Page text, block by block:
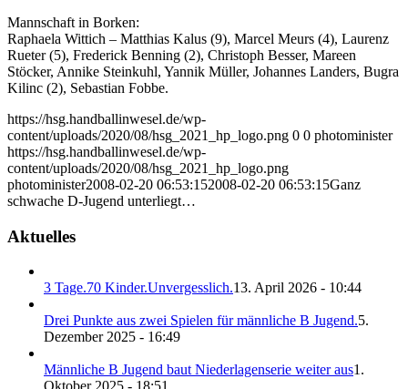
Mannschaft in Borken:
Raphaela Wittich – Matthias Kalus (9), Marcel Meurs (4), Laurenz
Rueter (5), Frederick Benning (2), Christoph Besser, Mareen
Stöcker, Annike Steinkuhl, Yannik Müller, Johannes Landers, Bugra
Kilinc (2), Sebastian Fobbe.
https://hsg.handballinwesel.de/wp-
content/uploads/2020/08/hsg_2021_hp_logo.png 0 0 photominister
https://hsg.handballinwesel.de/wp-
content/uploads/2020/08/hsg_2021_hp_logo.png
photominister2008-02-20 06:53:152008-02-20 06:53:15Ganz
schwache D-Jugend unterliegt…
Aktuelles
3 Tage.70 Kinder.Unvergesslich.13. April 2026 - 10:44
Drei Punkte aus zwei Spielen für männliche B Jugend.5.
Dezember 2025 - 16:49
Männliche B Jugend baut Niederlagenserie weiter aus1.